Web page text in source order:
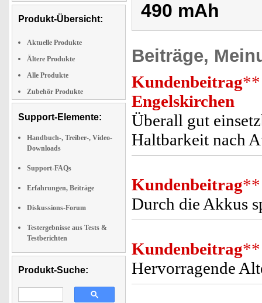
Produkt-Übersicht:
Aktuelle Produkte
Ältere Produkte
Alle Produkte
Zubehör Produkte
Support-Elemente:
Handbuch-, Treiber-, Video-
Downloads
Support-FAQs
Erfahrungen, Beiträge
Diskussions-Forum
Testergebnisse aus Tests &
Testberichten
Produkt-Suche:
490 mAh
Beiträge,
Kundenbeitrag**
Engelskirchen
Überall gut
Haltbarkeit nach
Kundenbeitrag**
Durch die Akkus
Kundenbeitrag**
Hervorragende